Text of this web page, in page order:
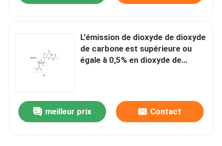
L'émission de dioxyde de dioxyde
de carbone est supérieure ou
égale à 0,5% en dioxyde de
meilleur prix Contact